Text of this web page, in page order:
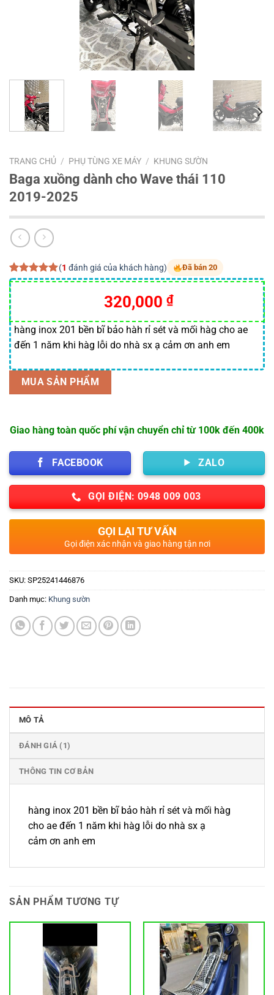
TRANG CHỦ / PHỤ TÙNG XE MÁY / KHUNG SƯỜN
Baga xuồng dành cho Wave thái 110
2019-2025
5.00trên 5
dựa trên
1
đánh giá
(1 đánh giá của khách hàng) Đã bán 20
320,000 ₫
hàng inox 201 bền bĩ bảo hàh rỉ sét và mối hàg cho ae
đến 1 năm khi hàg lỗi do nhà sx ạ cảm ơn anh em
MUA SẢN PHẨM
Giao hàng toàn quốc phí vận chuyển chỉ từ 100k đến 400k
FACEBOOK ZALO
GỌI ĐIỆN: 0948 009 003
GỌI LẠI TƯ VẤN
Gọi điện xác nhận và giao hàng tận nơi
SKU: SP25241446876
Danh mục: Khung sườn
MÔ TẢ
ĐÁNH GIÁ (1)
THÔNG TIN CƠ BẢN
hàng inox 201 bền bĩ bảo hàh rỉ sét và mối hàg
cho ae đến 1 năm khi hàg lỗi do nhà sx ạ
cảm ơn anh em
SẢN PHẨM TƯƠNG TỰ